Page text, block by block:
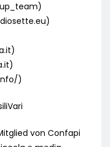
)
von Confapi